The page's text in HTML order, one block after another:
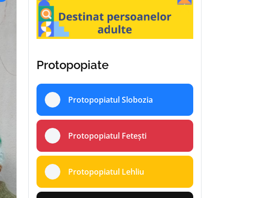
Protopopiate
Protopopiatul Slobozia
Protopopiatul Fetești
Protopopiatul Lehliu